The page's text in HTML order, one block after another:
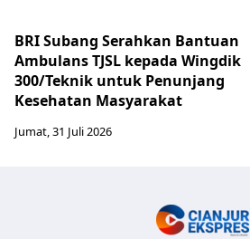
BRI Subang Serahkan Bantuan
Ambulans TJSL kepada Wingdik
300/Teknik untuk Penunjang
Kesehatan Masyarakat ​
Jumat, 31 Juli 2026